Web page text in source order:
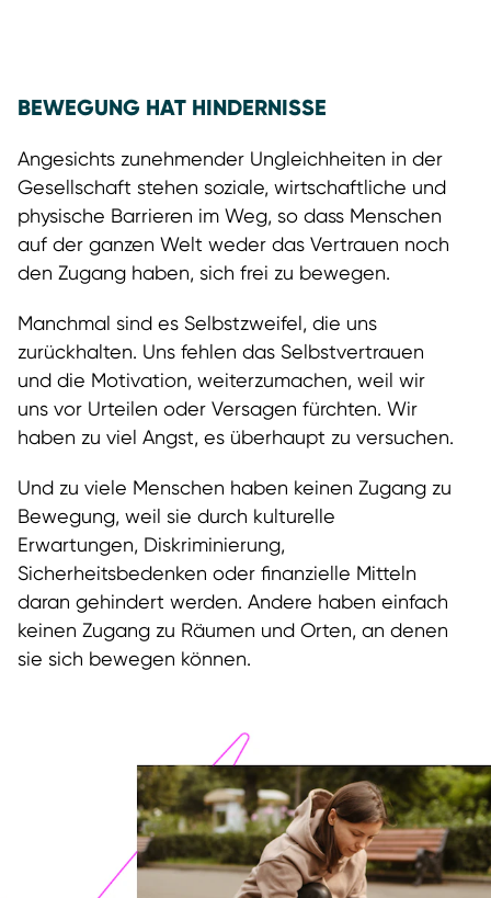
BEWEGUNG HAT HINDERNISSE
Angesichts zunehmender Ungleichheiten in der
Gesellschaft stehen soziale, wirtschaftliche und
physische Barrieren im Weg, so dass Menschen
auf der ganzen Welt weder das Vertrauen noch
den Zugang haben, sich frei zu bewegen.
Manchmal sind es Selbstzweifel, die uns
zurückhalten. Uns fehlen das Selbstvertrauen
und die Motivation, weiterzumachen, weil wir
uns vor Urteilen oder Versagen fürchten. Wir
haben zu viel Angst, es überhaupt zu versuchen.
Und zu viele Menschen haben keinen Zugang zu
Bewegung, weil sie durch kulturelle
Erwartungen, Diskriminierung,
Sicherheitsbedenken oder finanzielle Mitteln
daran gehindert werden. Andere haben einfach
keinen Zugang zu Räumen und Orten, an denen
sie sich bewegen können.